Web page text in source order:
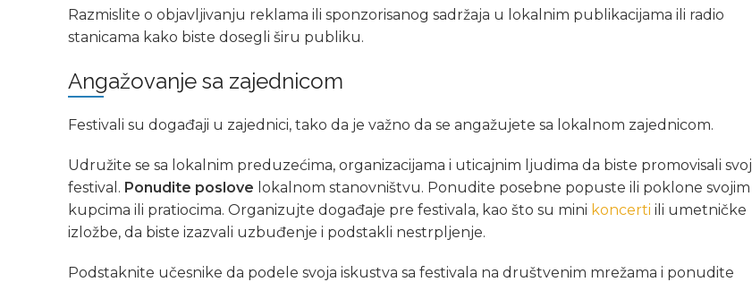
Razmislite o objavljivanju reklama ili sponzorisanog sadržaja u lokalnim publikacijama ili radio
stanicama kako biste dosegli širu publiku.
Angažovanje sa zajednicom
Festivali su događaji u zajednici, tako da je važno da se angažujete sa lokalnom zajednicom.
Udružite se sa lokalnim preduzećima, organizacijama i uticajnim ljudima da biste promovisali svoj
festival. Ponudite poslove lokalnom stanovništvu. Ponudite posebne popuste ili poklone svojim
kupcima ili pratiocima. Organizujte događaje pre festivala, kao što su mini koncerti ili umetničke
izložbe, da biste izazvali uzbuđenje i podstakli nestrpljenje.
Podstaknite učesnike da podele svoja iskustva sa festivala na društvenim mrežama i ponudite